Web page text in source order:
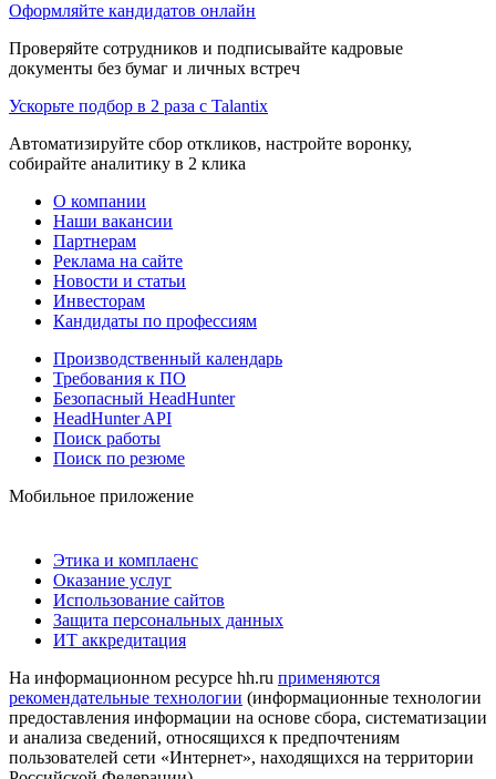
Оформляйте кандидатов онлайн
Проверяйте сотрудников и подписывайте кадровые
документы без бумаг и личных встреч
Ускорьте подбор в 2 раза с Talantix
Автоматизируйте сбор откликов, настройте воронку,
собирайте аналитику в 2 клика
О компании
Наши вакансии
Партнерам
Реклама на сайте
Новости и статьи
Инвесторам
Кандидаты по профессиям
Производственный календарь
Требования к ПО
Безопасный HeadHunter
HeadHunter API
Поиск работы
Поиск по резюме
Мобильное приложение
Этика и комплаенс
Оказание услуг
Использование сайтов
Защита персональных данных
ИТ аккредитация
На информационном ресурсе hh.ru применяются
рекомендательные технологии (информационные технологии
предоставления информации на основе сбора, систематизации
и анализа сведений, относящихся к предпочтениям
пользователей сети «Интернет», находящихся на территории